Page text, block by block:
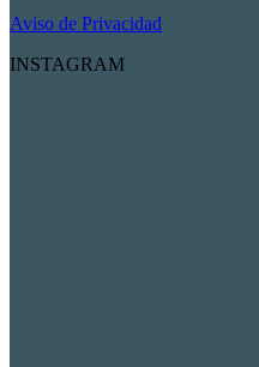
Aviso de Privacidad
INSTAGRAM